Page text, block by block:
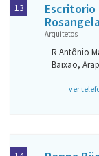
Escritorio
Arquitetos
R Antônio
Baixao,
ver
13